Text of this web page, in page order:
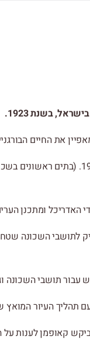
בשנת 1923.
את החיים
האדריכל ומתכנן
לתושבי השכונה
עבור תושבי השכונה
עם תהליך העיור
קאופמן לענות על